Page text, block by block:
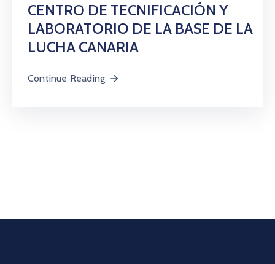
CENTRO DE TECNIFICACIÓN Y
LABORATORIO DE LA BASE DE LA
LUCHA CANARIA
Continue Reading